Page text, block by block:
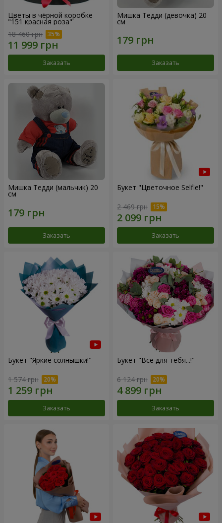
Цветы в чёрной коробке
"151 красная роза"
18 460 грн
Заказать
Мишка Тедди (девочка) 20
см
Заказать
Мишка Тедди (мальчик) 20
см
Заказать
Букет "Цветочное Selfie!"
2 469 грн
Заказать
Букет "Яркие солнышки!"
1 574 грн
Заказать
Букет "Все для тебя...!"
6 124 грн
Заказать